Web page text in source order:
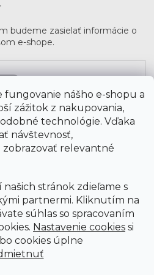
fungovanie nášho e-shopu a
zážitok z nakupovania,
technológie. Vďaka
návštevnosť,
zobrazovať relevantné
stránok zdieľame s
partnermi. Kliknutím na
súhlas so spracovaním
Nastavenie cookies si
cookies úplne
budeme zasielať informácie o
e-shope.
spodmienkami ochrany